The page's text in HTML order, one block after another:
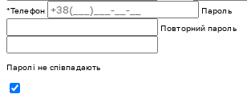
*Телефон
Пароль
Повторний пароль
Паролі не співпадають